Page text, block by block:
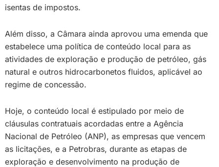
isentas de impostos.
Além disso, a Câmara ainda aprovou uma emenda que
estabelece uma política de conteúdo local para as
atividades de exploração e produção de petróleo, gás
natural e outros hidrocarbonetos fluidos, aplicável ao
regime de concessão.
Hoje, o conteúdo local é estipulado por meio de
cláusulas contratuais acordadas entre a Agência
Nacional de Petróleo (ANP), as empresas que vencem
as licitações, e a Petrobras, durante as etapas de
exploração e desenvolvimento na produção de